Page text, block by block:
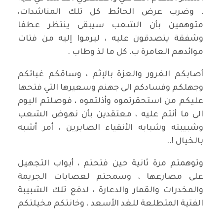
، وضرب عرض الحائط كل تلك المناشدات،
متوهمين بأن الشعب سيبقى ينتظر عطفا
وشفقة يتصدقون عليه ، ليرموا إليه من فتات
موائدهم العامرة ب، كل ما لذ وطاب .
أصابكم الغرور والعزة بالإثم ، وساقكم غبائكم
وجهلكم وفسادكم الى جهنم وسعيرها التي فتحها
عليكم من استحقرتموه وأذلتموه ، فوصلتم اليوم
الى ما أنتم عليه ، معتقدين بأن نهوض الشعب
وشبيبته وشبابه الأنقياء الصابرين ، أمر أشبه
بالخيال !..
وتوهمتم مرة ثانية حين فتحتم ، أبواب التجهيل
على مصارعها ، وسمحتم لعصابات الجريمة
والمخدرات والقمار والدعارة ، لدفع تلك الشبيبة
الفتية المتطلعة للغد الأسعد ، وخانتكم مخيلتكم